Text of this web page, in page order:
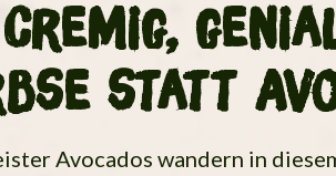
cremig,
statt
Avocados wandern in